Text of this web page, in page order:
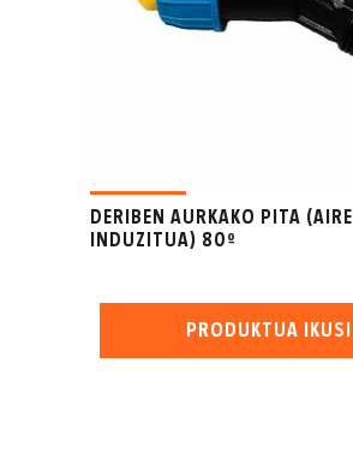
DERIBEN AURKAKO PITA (AIRE
INDUZITUA) 80º
PRODUKTUA IKUSI